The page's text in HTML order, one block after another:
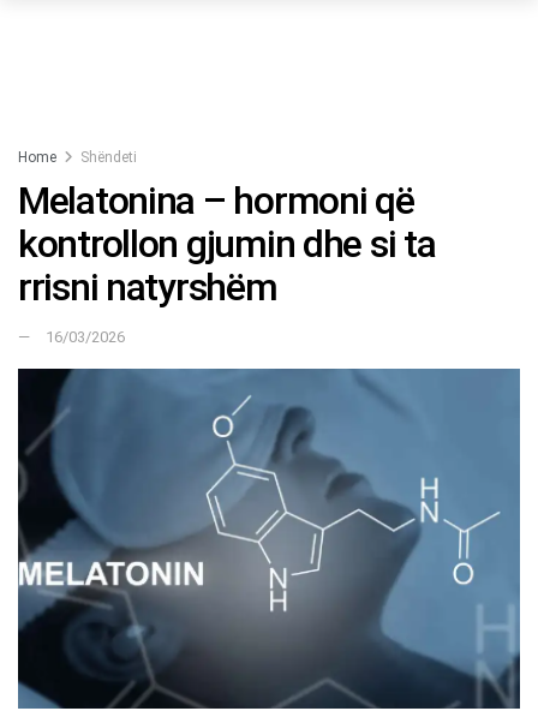
Home Shëndeti
Melatonina – hormoni që
kontrollon gjumin dhe si ta
rrisni natyrshëm
16/03/2026